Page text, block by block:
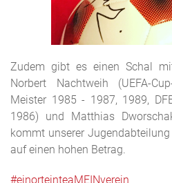
Zudem gibt es einen Schal
Norbert Nachtweih (UEFA-
Meister 1985 - 1987, 1989,
1986) und Matthias
kommt unserer
auf einen hohen Betrag.
#einorteinteaMEINverein